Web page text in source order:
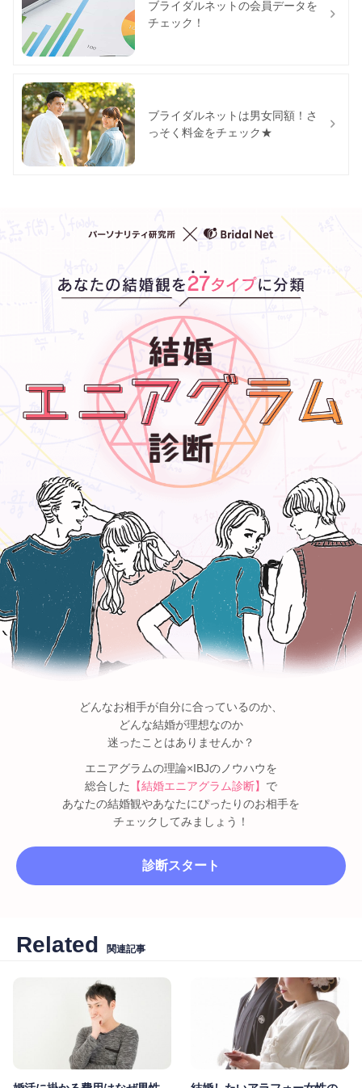
ブライダルネットの会員データを
チェック！
ブライダルネットは男女同額！さ
っそく料金をチェック★
どんなお相手が自分に合っているのか、
どんな結婚が理想なのか
迷ったことはありませんか？
エニアグラムの理論×IBJのノウハウを
総合した
【結婚エニアグラム診断】 で
あなたの結婚観やあなたにぴったりのお相手を
チェックしてみましょう！
診断スタート
Related 関連記事